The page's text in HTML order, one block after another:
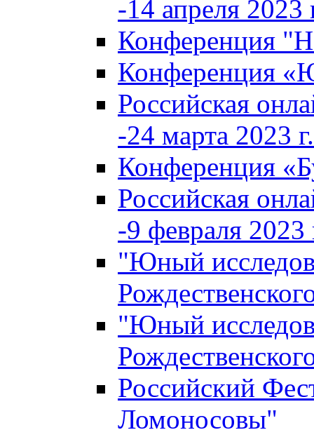
-14 апреля 2023
Конференция
Конференция
Российская
-24 марта 2023
Конференция
Российская
-9 февраля 2023
"Юный
"Юный
Российский
Ломоносовы"